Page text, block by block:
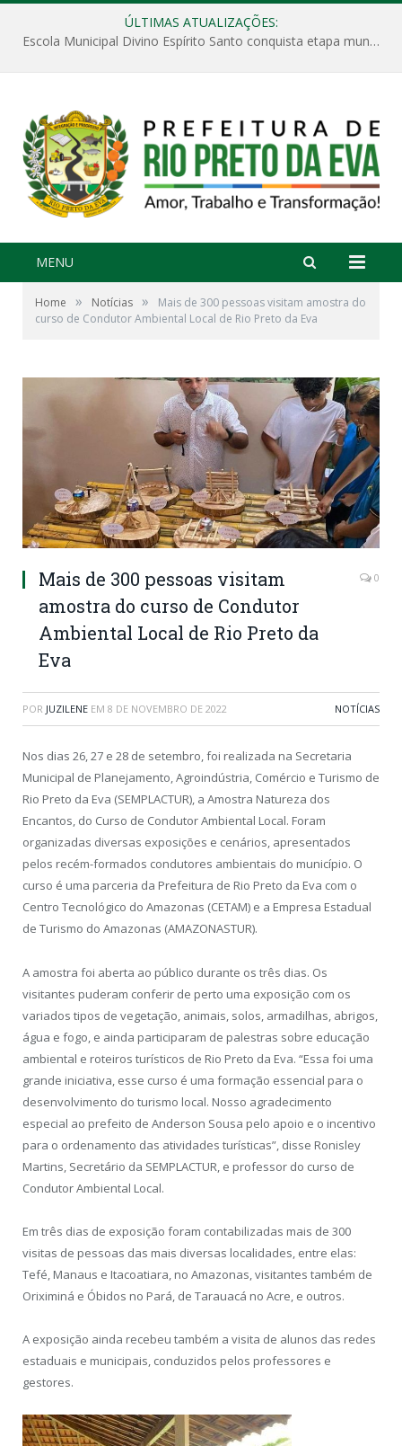
ÚLTIMAS ATUALIZAÇÕES:
Escola Municipal Divino Espírito Santo conquista etapa municipal da V Feira Amazonense de Matemática
MENU
Home » Notícias »
Mais de 300 pessoas visitam amostra do
curso de Condutor Ambiental Local de Rio Preto da Eva
Mais de 300 pessoas visitam
amostra do curso de Condutor
Ambiental Local de Rio Preto da
Eva
0
POR JUZILENE EM 8 DE NOVEMBRO DE 2022 NOTÍCIAS
Nos dias 26, 27 e 28 de setembro, foi realizada na Secretaria
Municipal de Planejamento, Agroindústria, Comércio e Turismo de
Rio Preto da Eva (SEMPLACTUR), a Amostra Natureza dos
Encantos, do Curso de Condutor Ambiental Local. Foram
organizadas diversas exposições e cenários, apresentados
pelos recém-formados condutores ambientais do município. O
curso é uma parceria da Prefeitura de Rio Preto da Eva com o
Centro Tecnológico do Amazonas (CETAM) e a Empresa Estadual
de Turismo do Amazonas (AMAZONASTUR).
A amostra foi aberta ao público durante os três dias. Os
visitantes puderam conferir de perto uma exposição com os
variados tipos de vegetação, animais, solos, armadilhas, abrigos,
água e fogo, e ainda participaram de palestras sobre educação
ambiental e roteiros turísticos de Rio Preto da Eva. “Essa foi uma
grande iniciativa, esse curso é uma formação essencial para o
desenvolvimento do turismo local. Nosso agradecimento
especial ao prefeito de Anderson Sousa pelo apoio e o incentivo
para o ordenamento das atividades turísticas”, disse Ronisley
Martins, Secretário da SEMPLACTUR, e professor do curso de
Condutor Ambiental Local.
Em três dias de exposição foram contabilizadas mais de 300
visitas de pessoas das mais diversas localidades, entre elas:
Tefé, Manaus e Itacoatiara, no Amazonas, visitantes também de
Oriximiná e Óbidos no Pará, de Tarauacá no Acre, e outros.
A exposição ainda recebeu também a visita de alunos das redes
estaduais e municipais, conduzidos pelos professores e
gestores.